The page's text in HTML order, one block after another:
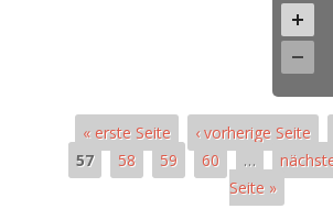
« erste Seite ‹ vorherige Seite
57
58 59 60 …
Seite »